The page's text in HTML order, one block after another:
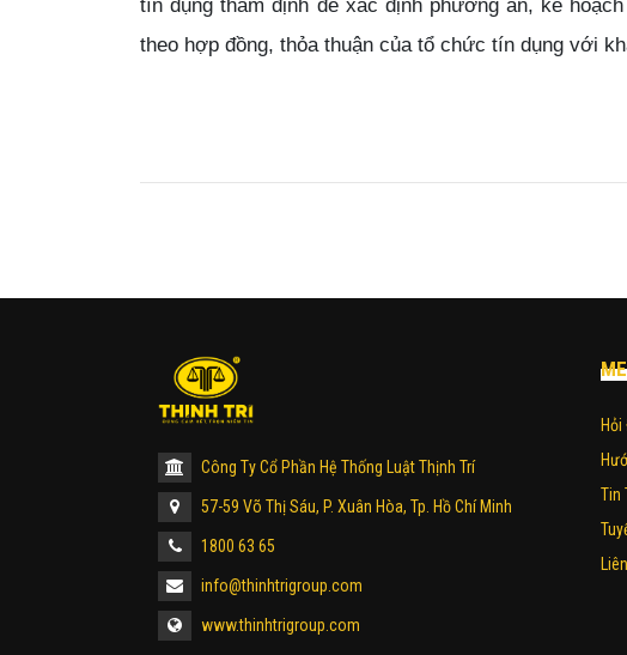
theo hợp đồng, thỏa thuận của tổ chức tín dụng với
Công Ty Cổ Phần Hệ Thống Luật Thịnh Trí
57-59 Võ Thị Sáu, P. Xuân Hòa, Tp. Hồ Chí Minh
1800 63 65
info@thinhtrigroup.com
www.thinhtrigroup.com
Hỏi
Tin